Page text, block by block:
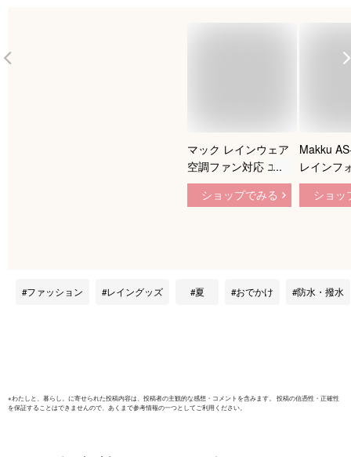
マック レインウェア
空調ファン対応 エア
レインプロ ショート
ブルゾン AS-
対策 雨具 カッパ 合
ショップでみる
Makku
レインフ
ンスーツ
服 空調
ェア 涼し
ショッ
ファッション レイングッズ 夏 おでかけ 防水・撥水
※わたしと、暮らし。 に寄せられた投稿内容は、投稿者の主観的な感想・コメントを含みます。 投稿の信憑性・正確性
を保証することはできませんので、あくまで参考情報の一つとしてご利用ください。